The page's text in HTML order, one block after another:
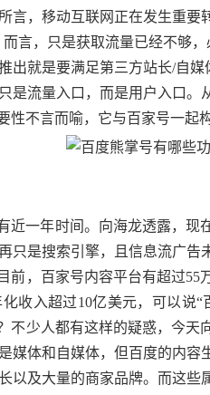
言，移动互联网正在发生重要
言，只是获取流量已经不够
出就是要满足第三方站长/自
是流量入口，而是用户入口。
性不言而喻，它与百家号一起
“双子星”
近一年时间。向海龙透露，现
只是搜索引擎，且信息流广
前，百家号内容平台有超过
收入超过10亿美元，可以说
不少人都有这样的疑惑，今天
媒体和自媒体，但百度的内
以及大量的商家品牌。而这